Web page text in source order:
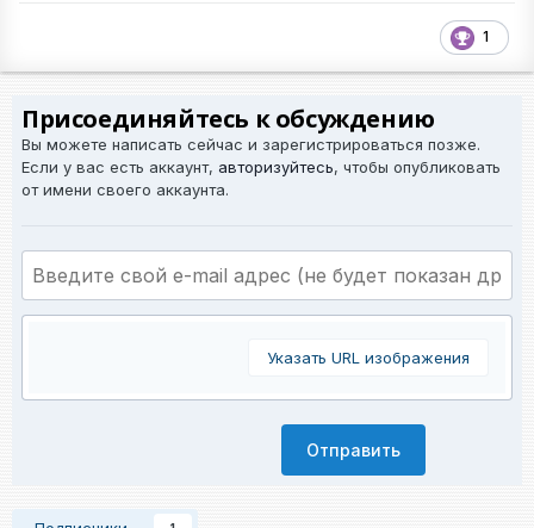
1
Присоединяйтесь к обсуждению
Вы можете написать сейчас и зарегистрироваться позже.
Если у вас есть аккаунт, авторизуйтесь, чтобы опубликовать
от имени своего аккаунта.
Указать URL изображения
Отправить